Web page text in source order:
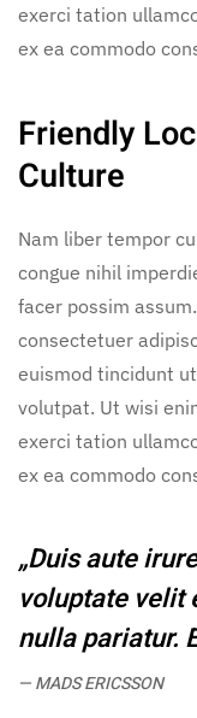
exerci tation
ex ea commodo
Friendly
Culture
Nam liber tempor
congue nihil
facer possim
consectetuer
euismod tincidunt
volutpat. Ut wisi
exerci tation
ex ea commodo
„Duis aute
voluptate velit
nulla pariatur.
MADS ERICSSON